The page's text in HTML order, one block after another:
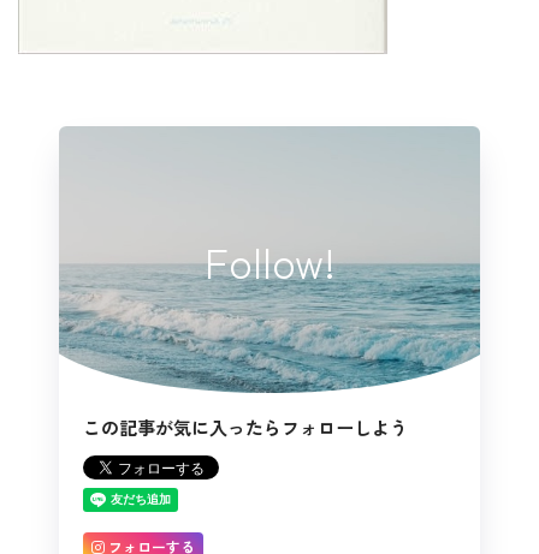
Follow!
この記事が気に入ったらフォローしよう
フォローする